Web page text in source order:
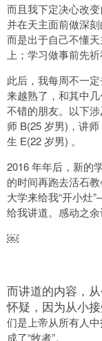
而且我下定决心改
并在天主面前做深
而是出于自己不懂
上；学习做事前先
此后，我每周不一
来越熟了，和其中
不错的朋友。以下
师 B(25 岁男)，讲
生 E(22 岁男) 。
2016 年年后，新的
的时间再跑去活石
大学来给我“开小灶
给我讲道。感动之
￼
而讲道的内容，
怀疑，因为从小
们是上帝从所有人
成了“牧者”。